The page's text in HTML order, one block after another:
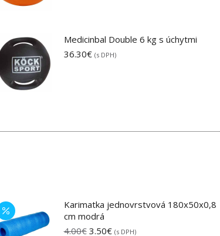
Medicinbal Double 6 kg s úchytmi
36.30€ (s DPH)
Karimatka jednovrstvová 180x50x0,8
cm modrá
4.00€ Pôvodná
3.50€Aktuálna
(s DPH)